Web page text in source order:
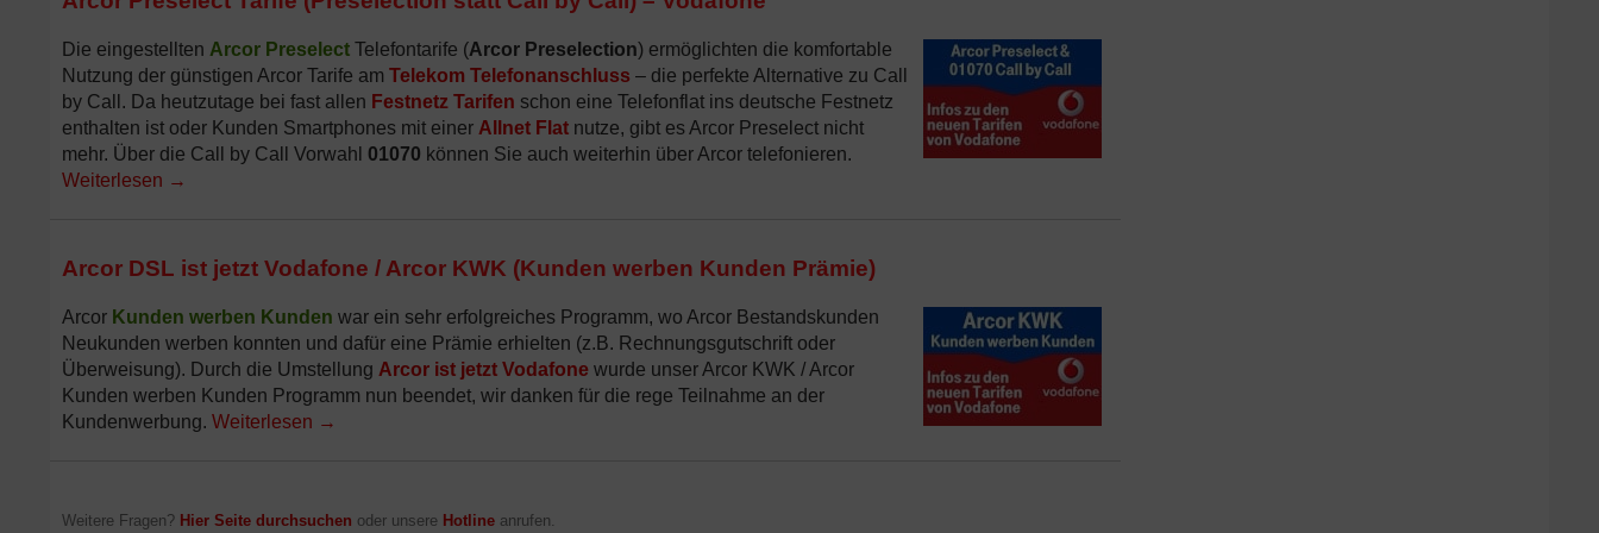
Die eingestellten Arcor Preselect Telefontarife (Arcor Preselection) ermöglichten die komfortable
Nutzung der günstigen Arcor Tarife am Telekom Telefonanschluss – die perfekte Alternative zu Call
by Call. Da heutzutage bei fast allen Festnetz Tarifen schon eine Telefonflat ins deutsche Festnetz
enthalten ist oder Kunden Smartphones mit einer Allnet Flat nutze, gibt es Arcor Preselect nicht
mehr. Über die Call by Call Vorwahl 01070 können Sie auch weiterhin über Arcor telefonieren.
Weiterlesen →
Arcor DSL ist jetzt Vodafone / Arcor KWK (Kunden werben Kunden Prämie)
Arcor Kunden werben Kunden war ein sehr erfolgreiches Programm, wo Arcor Bestandskunden
Neukunden werben konnten und dafür eine Prämie erhielten (z.B. Rechnungsgutschrift oder
Überweisung). Durch die Umstellung Arcor ist jetzt Vodafone wurde unser Arcor KWK / Arcor
Kunden werben Kunden Programm nun beendet, wir danken für die rege Teilnahme an der
Kundenwerbung. Weiterlesen →
Weitere Fragen? Hier Seite durchsuchen oder unsere Hotline anrufen.